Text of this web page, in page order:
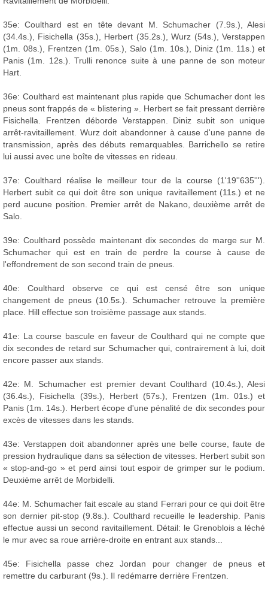
35e: Coulthard est en tête devant M. Schumacher (7.9s.), Alesi
(34.4s.), Fisichella (35s.), Herbert (35.2s.), Wurz (54s.), Verstappen
(1m. 08s.), Frentzen (1m. 05s.), Salo (1m. 10s.), Diniz (1m. 11s.) et
Panis (1m. 12s.). Trulli renonce suite à une panne de son moteur
Hart.
36e: Coulthard est maintenant plus rapide que Schumacher dont les
pneus sont frappés de « blistering ». Herbert se fait pressant derrière
Fisichella. Frentzen déborde Verstappen. Diniz subit son unique
arrêt-ravitaillement. Wurz doit abandonner à cause d'une panne de
transmission, après des débuts remarquables. Barrichello se retire
lui aussi avec une boîte de vitesses en rideau.
37e: Coulthard réalise le meilleur tour de la course (1'19''635''').
Herbert subit ce qui doit être son unique ravitaillement (11s.) et ne
perd aucune position. Premier arrêt de Nakano, deuxième arrêt de
Salo.
39e: Coulthard possède maintenant dix secondes de marge sur M.
Schumacher qui est en train de perdre la course à cause de
l'effondrement de son second train de pneus.
40e: Coulthard observe ce qui est censé être son unique
changement de pneus (10.5s.). Schumacher retrouve la première
place. Hill effectue son troisième passage aux stands.
41e: La course bascule en faveur de Coulthard qui ne compte que
dix secondes de retard sur Schumacher qui, contrairement à lui, doit
encore passer aux stands.
42e: M. Schumacher est premier devant Coulthard (10.4s.), Alesi
(36.4s.), Fisichella (39s.), Herbert (57s.), Frentzen (1m. 01s.) et
Panis (1m. 14s.). Herbert écope d'une pénalité de dix secondes pour
excès de vitesses dans les stands.
43e: Verstappen doit abandonner après une belle course, faute de
pression hydraulique dans sa sélection de vitesses. Herbert subit son
« stop-and-go » et perd ainsi tout espoir de grimper sur le podium.
Deuxième arrêt de Morbidelli.
44e: M. Schumacher fait escale au stand Ferrari pour ce qui doit être
son dernier pit-stop (9.8s.). Coulthard recueille le leadership. Panis
effectue aussi un second ravitaillement. Détail: le Grenoblois a léché
le mur avec sa roue arrière-droite en entrant aux stands...
45e: Fisichella passe chez Jordan pour changer de pneus et
remettre du carburant (9s.). Il redémarre derrière Frentzen.